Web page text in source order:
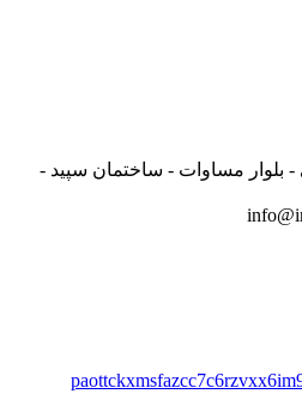
بلوار مساوات - ساختمان سپید -